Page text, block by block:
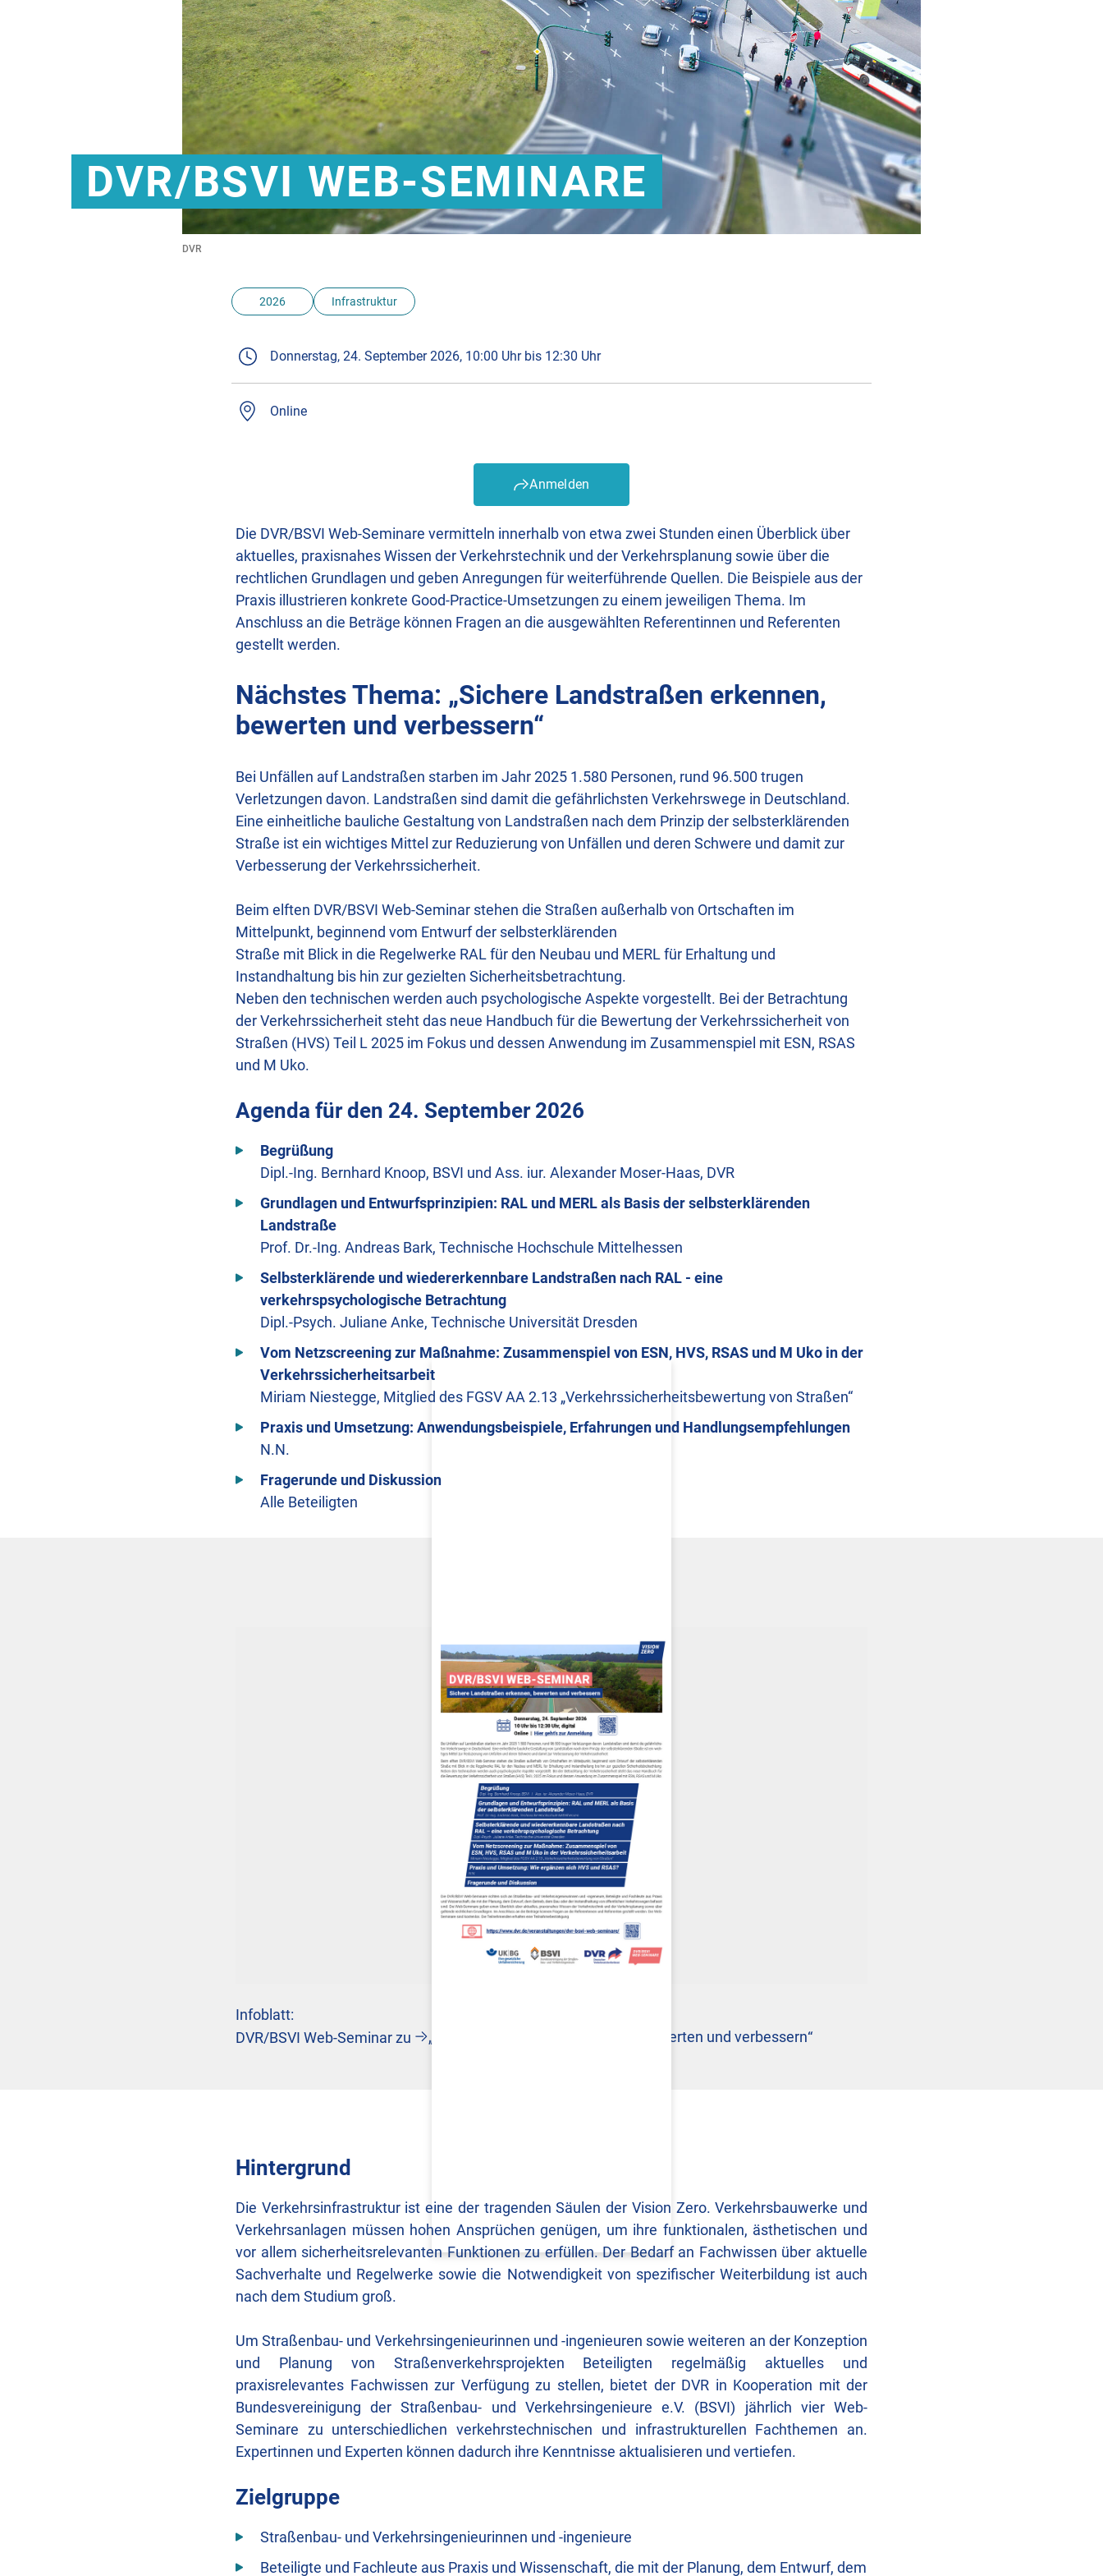
DVR
DVR/BSVI WEB-SEMINARE
2026 Infrastruktur
Donnerstag, 24. September 2026, 10:00 Uhr bis 12:30 Uhr
Online
Anmelden
Die DVR/BSVI Web-Seminare vermitteln innerhalb von etwa zwei Stunden einen Überblick über
aktuelles, praxisnahes Wissen der Verkehrstechnik und der Verkehrsplanung sowie über die
rechtlichen Grundlagen und geben Anregungen für weiterführende Quellen. Die Beispiele aus der
Praxis illustrieren konkrete Good-Practice-Umsetzungen zu einem jeweiligen Thema. Im
Anschluss an die Beträge können Fragen an die ausgewählten Referentinnen und Referenten
gestellt werden.
Nächstes Thema: „Sichere Landstraßen erkennen,
bewerten und verbessern“
Bei Unfällen auf Landstraßen starben im Jahr 2025 1.580 Personen, rund 96.500 trugen
Verletzungen davon. Landstraßen sind damit die gefährlichs­ten Verkehrswege in Deutschland.
Eine einheitliche bauliche Gestaltung von Landstraßen nach dem Prinzip der selbsterklärenden
Straße ist ein wich­tiges Mittel zur Reduzierung von Unfällen und deren Schwere und damit zur
Verbesserung der Verkehrssicherheit.
Beim elften DVR/BSVI Web-­Seminar stehen die Straßen außerhalb von Ortschaften im
Mittelpunkt, beginnend vom Entwurf der selbsterklärenden
Straße mit Blick in die Regelwerke RAL für den Neubau und MERL für Erhaltung und
Instandhaltung bis hin zur gezielten Sicherheitsbetrachtung.
Neben den technischen werden auch psychologische Aspekte vorgestellt. Bei der Betrachtung
der Verkehrssicherheit steht das neue Handbuch für die Bewertung der Verkehrssicherheit von
Straßen (HVS) Teil L 2025 im Fokus und dessen Anwendung im Zusammenspiel mit ESN, RSAS
und M Uko.
Agenda für den 24. September 2026
Begrüßung
Dipl.-Ing. Bernhard Knoop, BSVI und Ass. iur. Alexander Moser-Haas, DVR
Grundlagen und Entwurfsprinzipien: RAL und MERL als Basis der selbsterklärenden
Landstraße
Prof. Dr.-Ing. Andreas Bark, Technische Hochschule Mittelhessen
Selbsterklärende und wiedererkennbare Landstraßen nach RAL - eine
verkehrspsychologische Betrachtung
Dipl.-Psych. Juliane Anke, Technische Universität Dresden
Vom Netzscreening zur Maßnahme: Zusammenspiel von ESN, HVS, RSAS und M Uko in der
Verkehrssicherheitsarbeit
Miriam Niestegge, Mitglied des FGSV AA 2.13 „Verkehrssicherheitsbewertung von Straßen“
Praxis und Umsetzung: Anwendungsbeispiele, Erfahrungen und Handlungsempfehlungen
N.N.
Fragerunde und Diskussion
Alle Beteiligten
Infoblatt:
DVR/BSVI Web-Seminar zu
„Sichere Landstraßen erkennen, bewerten und verbessern“
Hintergrund
Die Verkehrsinfrastruktur ist eine der tragenden Säulen der Vision Zero. Verkehrsbauwerke und
Verkehrsanlagen müssen hohen Ansprüchen genügen, um ihre funktionalen, ästhetischen und
vor allem sicherheitsrelevanten Funktionen zu erfüllen. Der Bedarf an Fachwissen über aktuelle
Sachverhalte und Regelwerke sowie die Notwendigkeit von spezifischer Weiterbildung ist auch
nach dem Studium groß.
Um Straßenbau- und Verkehrsingenieurinnen und -ingenieuren sowie weiteren an der Konzeption
und Planung von Straßenverkehrsprojekten Beteiligten regelmäßig aktuelles und
praxisrelevantes Fachwissen zur Verfügung zu stellen, bietet der DVR in Kooperation mit der
Bundesvereinigung der Straßenbau- und Verkehrsingenieure e.V. (BSVI) jährlich vier Web-
Seminare zu unterschiedlichen verkehrstechnischen und infrastrukturellen Fachthemen an.
Expertinnen und Experten können dadurch ihre Kenntnisse aktualisieren und vertiefen.
Zielgruppe
Straßenbau- und Verkehrsingenieurinnen und -ingenieure
Beteiligte und Fachleute aus Praxis und Wissenschaft, die mit der Planung, dem Entwurf, dem